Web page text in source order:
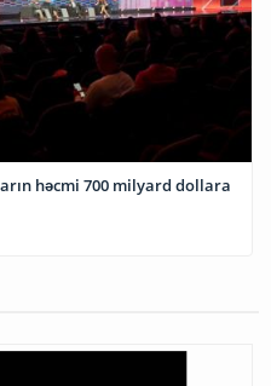
həcmi 700 milyard dollara